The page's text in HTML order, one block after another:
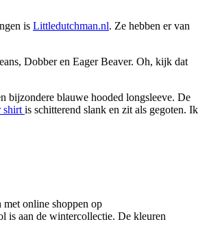
is Littledutchman.nl. Ze hebben er van
Dobber en Eager Beaver. Oh, kijk dat
bijzondere blauwe hooded longsleeve. De
shirt is schitterend slank en zit als gegoten. Ik
online shoppen op
is aan de wintercollectie. De kleuren